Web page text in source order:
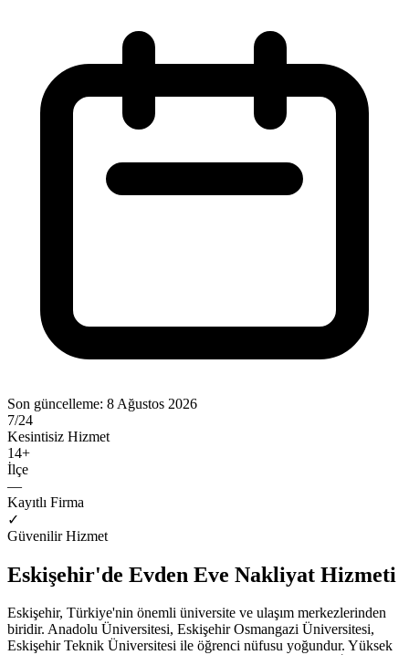
Son güncelleme: 8 Ağustos 2026
7/24
Kesintisiz Hizmet
14+
İlçe
—
Kayıtlı Firma
✓
Güvenilir Hizmet
Eskişehir'de Evden Eve Nakliyat Hizmeti
Eskişehir, Türkiye'nin önemli üniversite ve ulaşım merkezlerinden
biridir. Anadolu Üniversitesi, Eskişehir Osmangazi Üniversitesi,
Eskişehir Teknik Üniversitesi ile öğrenci nüfusu yoğundur. Yüksek